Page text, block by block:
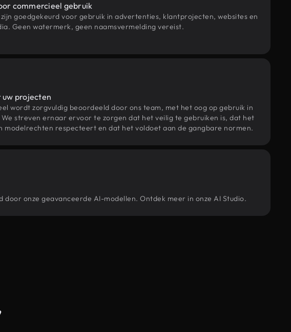
commercieel gebruik
goedgekeurd voor gebruik in advertenties, klantprojecten, websites en
Geen watermerk, geen naamsvermelding vereist.
uw projecten
wordt zorgvuldig beoordeeld door ons team, met het oog op gebruik in
streven ernaar ervoor te zorgen dat het veilig te gebruiken is, dat het
modelrechten respecteert en dat het voldoet aan de gangbare normen.
onze geavanceerde AI-modellen. Ontdek meer in onze AI Studio.